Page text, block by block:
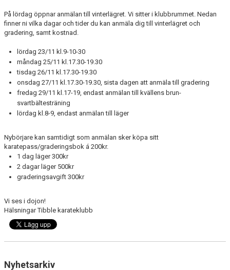
På lördag öppnar anmälan till vinterlägret. Vi sitter i klubbrummet. Nedan
finner ni vilka dagar och tider du kan anmäla dig till vinterlägret och
gradering, samt kostnad.
lördag 23/11 kl.9-10-30
måndag 25/11 kl.17.30-19.30
tisdag 26/11 kl.17.30-19.30
onsdag 27/11 kl.17.30-19.30, sista dagen att anmäla till gradering
fredag 29/11 kl.17-19, endast anmälan till kvällens brun-
svartbältesträning
lördag kl.8-9, endast anmälan till läger
Nybörjare kan samtidigt som anmälan sker köpa sitt
karatepass/graderingsbok á 200kr.
1 dag läger 300kr
2 dagar läger 500kr
graderingsavgift 300kr
Vi ses i dojon!
Hälsningar Tibble karateklubb
Nyhetsarkiv